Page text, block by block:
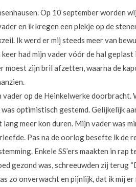
Op 10 september worden
en ik kregen een plekje op de
Ik werd er mij steeds meer van
had mijn vader vóór de hal
zijn bril afzetten, waarna de
op de Heinkelwerke
optimistisch gestemd. Gelijkelijk
meer kon duren. Mijn vader was
Pas na de oorlog besefte ik de
Enkele SS’ers maakten in
gezond was, schreeuwden zij terug
zo onverwacht en pijnlijk, dat ik mij